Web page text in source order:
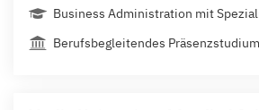
Business Administration mit
Berufsbegleitendes Präsenzstudium